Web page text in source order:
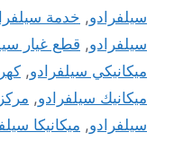
سيلفرادو, خدمة
سيلفرادو, قطع غيار
ميكانيكي سيلفرادو,
ميكانيك سيلفرادو,
سيلفرادو, ميكانيكا